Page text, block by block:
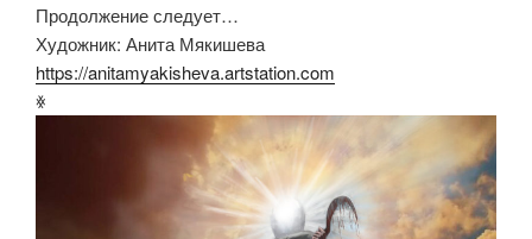
Продолжение следует…
Художник: Анита Мякишева
https://anitamyakisheva.artstation.com
ꏍ